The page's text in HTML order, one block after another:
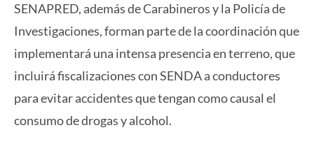
SENAPRED, además de Carabineros y la Policía de
Investigaciones, forman parte de la coordinación que
implementará una intensa presencia en terreno, que
incluirá fiscalizaciones con SENDA a conductores
para evitar accidentes que tengan como causal el
consumo de drogas y alcohol.